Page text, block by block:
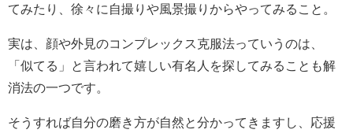
てみたり、徐々に自撮りや風景撮りからやってみること。
実は、顔や外見のコンプレックス克服法っていうのは、
「似てる」と言われて嬉しい有名人を探してみることも解
消法の一つです。
そうすれば自分の磨き方が自然と分かってきますし、応援